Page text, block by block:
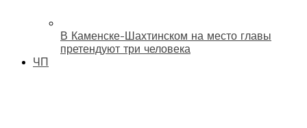
В Каменске-Шахтинском на место главы
претендуют три человека
ЧП